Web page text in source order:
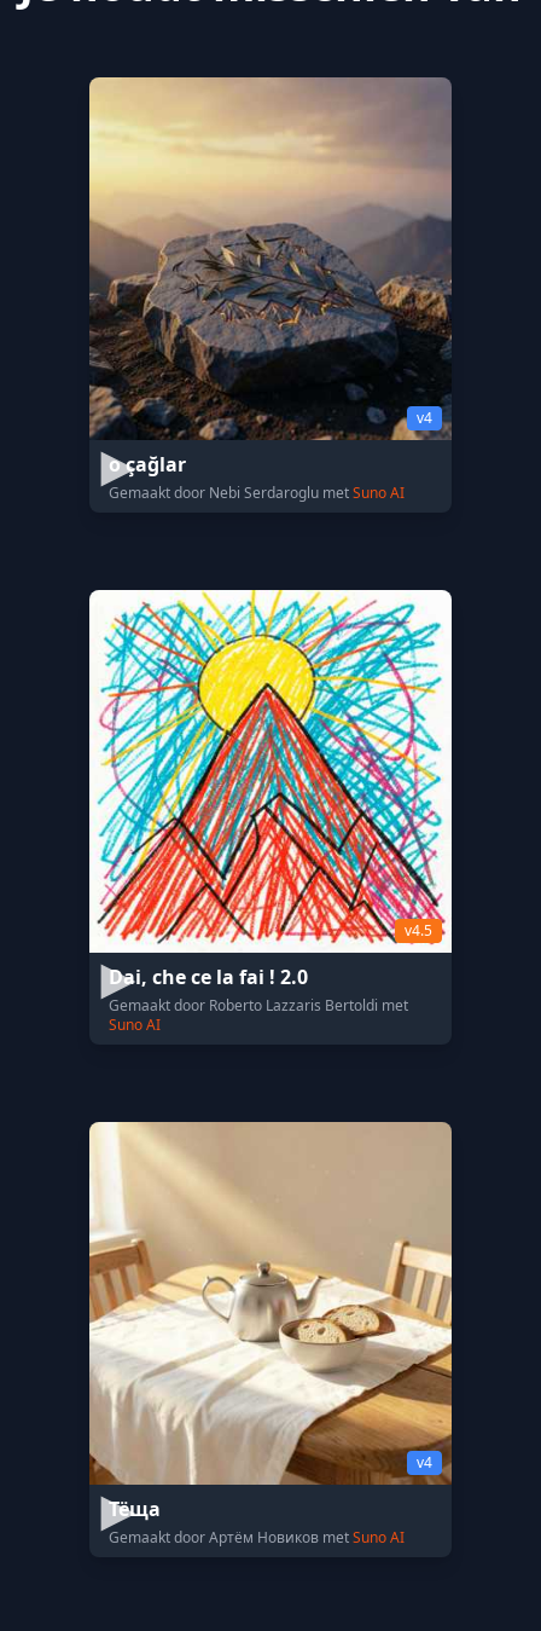
v4
o çağlar
Gemaakt door Nebi Serdaroglu metSuno AI
v4.5
Dai, che ce la fai ! 2.0
Gemaakt door Roberto Lazzaris Bertoldi met
Suno AI
v4
Тёща
Gemaakt door Артём Новиков metSuno AI